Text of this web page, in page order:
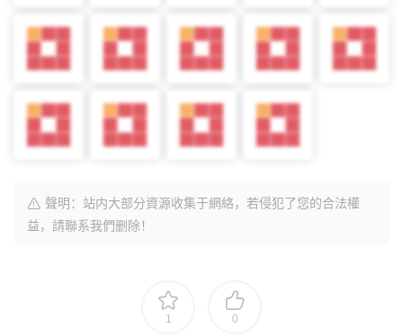
聲明：站内大部分資源收集于網絡，若侵犯了您的合法權
益，請聯系我們删除！
1 0